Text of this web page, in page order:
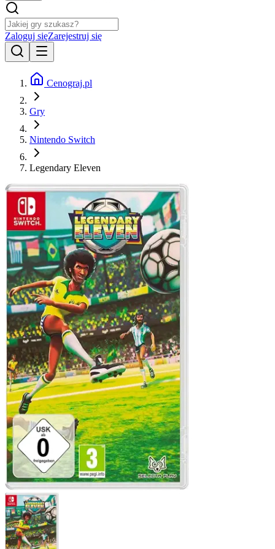
Zaloguj sięZarejestruj się
Cenograj.pl
Gry
Nintendo Switch
Legendary Eleven